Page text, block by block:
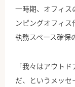
一時期、オフィス
ンピングオフィ
執務スペース確保
「我々はアウト
だ、というメッセ